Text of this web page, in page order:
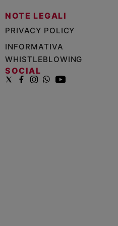
NOTE LEGALI
PRIVACY POLICY
INFORMATIVA
WHISTLEBLOWING
SOCIAL